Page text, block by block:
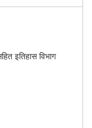
इतिहास विभाग